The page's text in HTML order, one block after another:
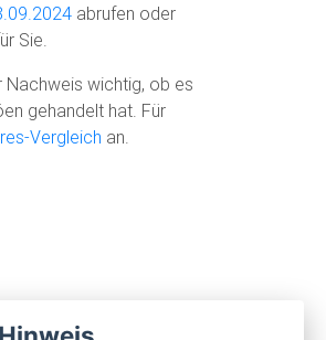
abrufen oder
Sie.
Nachweis wichtig, ob es
gehandelt hat. Für
Vergleich an.